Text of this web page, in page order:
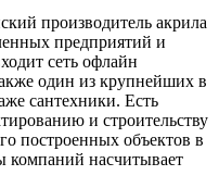
производитель акрила
предприятий и
сеть офлайн
один из крупнейших в
сантехники. Есть
и строительству
построенных объектов в
компаний насчитывает